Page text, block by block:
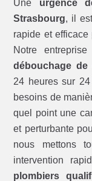
Une urgence
Strasbourg, il
rapide et
Notre
débouchage
24 heures sur
besoins de
quel point une
et perturbante
nous mettons
intervention
plombiers